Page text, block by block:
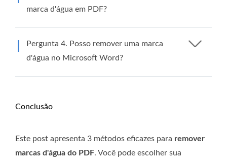
marca d'água em PDF?
Pergunta 4. Posso remover uma marca
d'água no Microsoft Word?
Conclusão
Este post apresenta 3 métodos eficazes para remover
marcas d'água do PDF. Você pode escolher sua